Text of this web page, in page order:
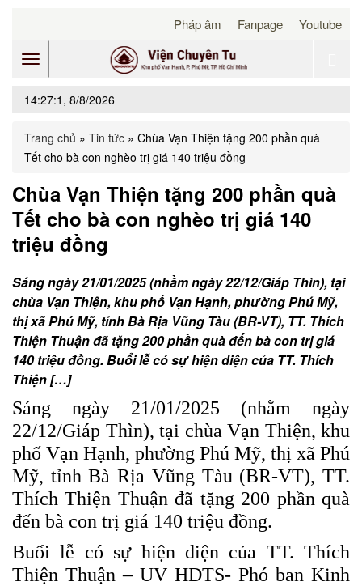
Youtube
Fanpage
Pháp âm
navigation
14:27:1, 8/8/2026
Trang chủ » Tin tức » Chùa Vạn Thiện tặng 200 phần quà
Tết cho bà con nghèo trị giá 140 triệu đồng
Chùa Vạn Thiện tặng 200 phần quà
Tết cho bà con nghèo trị giá 140
triệu đồng
Sáng ngày 21/01/2025 (nhằm ngày 22/12/Giáp Thìn), tại
chùa Vạn Thiện, khu phố Vạn Hạnh, phường Phú Mỹ,
thị xã Phú Mỹ, tỉnh Bà Rịa Vũng Tàu (BR-VT), TT. Thích
Thiện Thuận đã tặng 200 phần quà đến bà con trị giá
140 triệu đồng. Buổi lễ có sự hiện diện của TT. Thích
Thiện […]
Sáng ngày 21/01/2025 (nhằm ngày
22/12/Giáp Thìn), tại chùa Vạn Thiện, khu
phố Vạn Hạnh, phường Phú Mỹ, thị xã Phú
Mỹ, tỉnh Bà Rịa Vũng Tàu (BR-VT), TT.
Thích Thiện Thuận đã tặng 200 phần quà
đến bà con trị giá 140 triệu đồng.
Buổi lễ có sự hiện diện của TT. Thích
Thiện Thuận – UV HDTS- Phó ban Kinh